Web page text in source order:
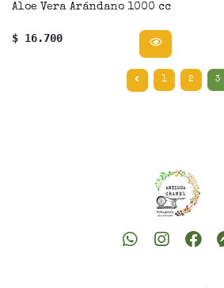
Aloe Vera Arándano 1000 cc
$ 16.700
1 2 3